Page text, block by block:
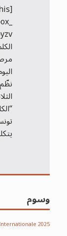
وسوم
2025